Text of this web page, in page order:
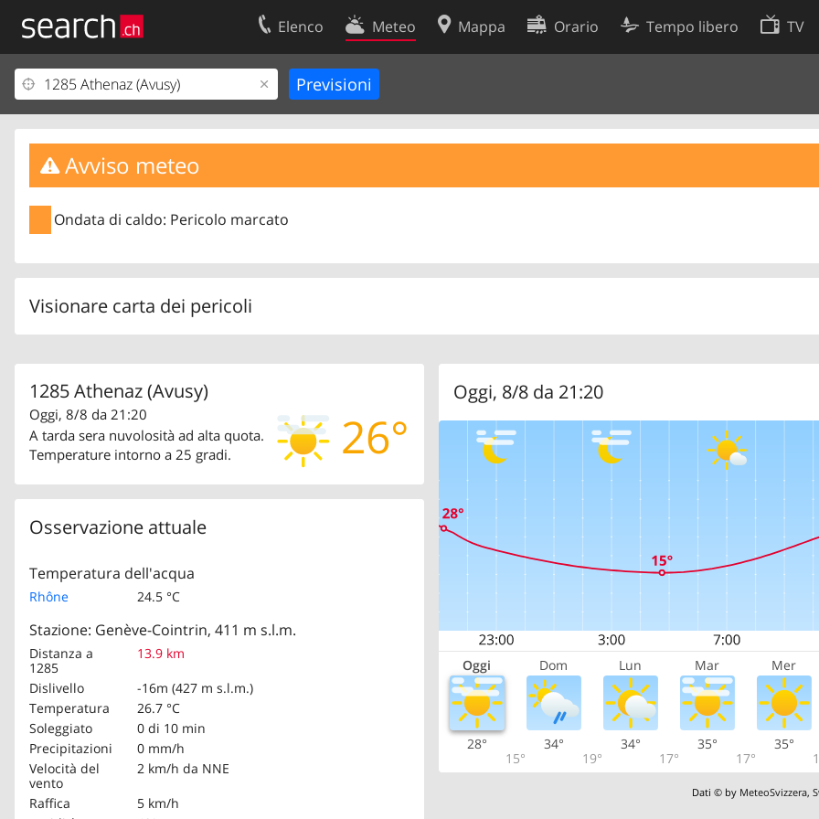
Elenco Meteo Mappa Orario Tempo libero TV
Avviso meteo
Ondata di caldo: Pericolo marcato
Visionare carta dei pericoli
1285 Athenaz (Avusy)
26°
Oggi, 8/8 da 21:20
A tarda sera nuvolosità ad alta quota.
Temperature intorno a 25 gradi.
Osservazione attuale
Temperatura dell'acqua
Rhône 24.5 °C
Stazione: Genève-Cointrin, 411 m s.l.m.
Distanza a
1285
13.9 km
Dislivello
-16m (427 m s.l.m.)
Temperatura
26.7 °C
Soleggiato
0 di 10 min
Precipitazioni
0 mm/h
Velocità del
vento
2 km/h da NNE
Raffica
5 km/h
Oggi, 8/8 da 21:20
Oggi Dom Lun Mar Mer
28°
15°
34°
19°
34°
17°
35°
17°
35°
Dati © by MeteoSvizzera,
Il vostro profolio
Area clienti
Informazioni Legali
Contatti
Condizioni d’uso
Protezione dei dati
Preferenze cookie
Sviluppatori